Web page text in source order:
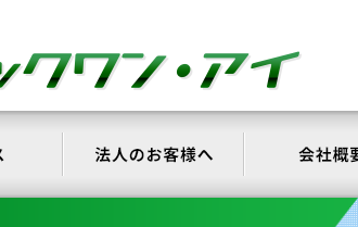
サービス 法人のお客様へ